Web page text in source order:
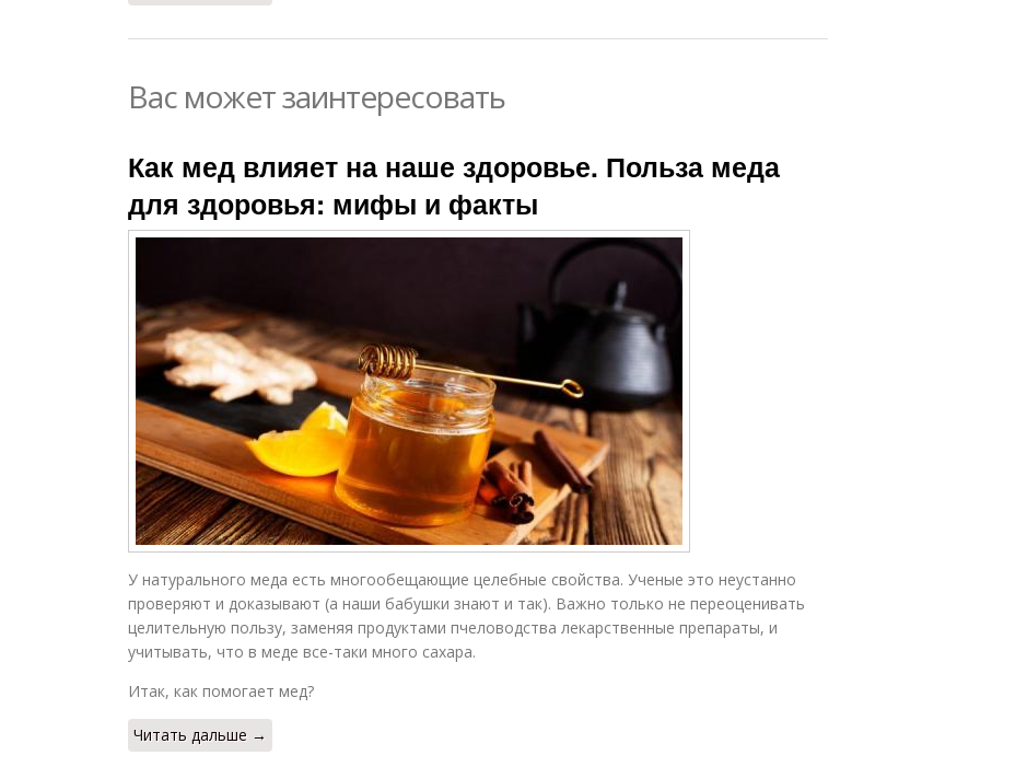
Вас может заинтересовать
Как мед влияет на наше здоровье. Польза меда
для здоровья: мифы и факты
У натурального меда есть многообещающие целебные свойства. Ученые это неустанно
проверяют и доказывают (а наши бабушки знают и так). Важно только не переоценивать
целительную пользу, заменяя продуктами пчеловодства лекарственные препараты, и
учитывать, что в меде все-таки много сахара.
Итак, как помогает мед?
Читать дальше →